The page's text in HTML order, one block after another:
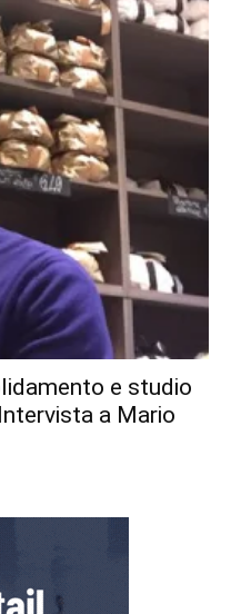
e studio
a Mario